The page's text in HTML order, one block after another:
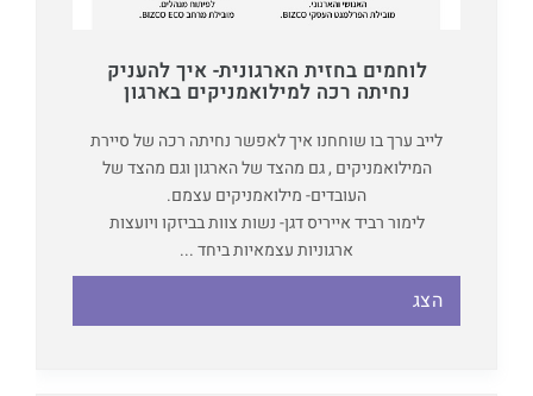
לוחמים בחזית הארגונית- איך להעניק
נחיתה רכה למילואמניקים בארגון
לייב ערך בו שוחחנו איך לאפשר נחיתה רכה של סיירת
המילואמניקים , גם מהצד של הארגון וגם מהצד של
העובדים- מילואמניקים עצמם.
לימור רביד אייריס דגן- נשות צוות בביזקו ויועצות
ארגוניות עצמאיות ביחד ...
הצג